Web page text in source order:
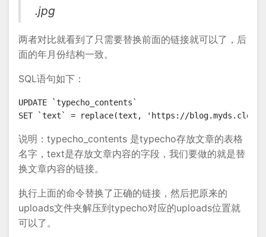
.jpg
两者对比就看到了只需要替换前面的链接就可以了，后
面的年月份结构一致。
SQL语句如下：
UPDATE `typecho_contents`
SET `text` = replace(text, 'https://
说明：typecho_contents 是typecho存放文章的表格
名字，text是存放文章内容的字段，我们要做的就是替
换文章内容的链接。
执行上面的命令替换了正确的链接，然后把原来的
uploads文件夹解压到typecho对应的uploads位置就
可以了。